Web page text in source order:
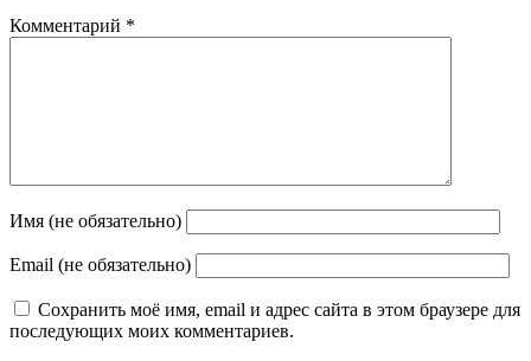
Комментарий *
Имя (не обязательно)
Email (не обязательно)
Сохранить моё имя, email и адрес сайта в этом браузере для
последующих моих комментариев.